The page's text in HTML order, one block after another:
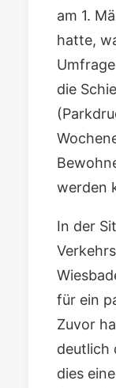
am 1.
hatte,
die
werden
In der
für ein
Zuvor
deutlich
dies